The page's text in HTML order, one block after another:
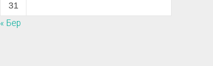
31
« Бер